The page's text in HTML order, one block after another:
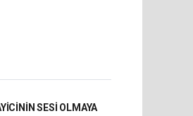
SESİ OLMAYA